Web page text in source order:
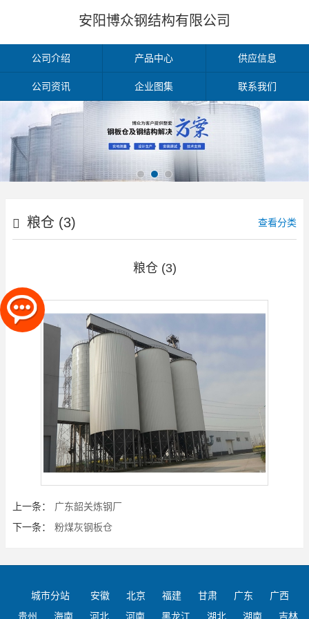
安阳博众钢结构有限公司
公司介绍 产品中心 供应信息
公司资讯 企业图集 联系我们
粮仓 (3) 查看分类
粮仓 (3)
上一条：
广东韶关炼钢厂
下一条：
粉煤灰钢板仓
城市分站 安徽 北京 福建 甘肃 广东
广西
贵州
海南 河北 河南 黑龙江 湖北 湖南 吉林